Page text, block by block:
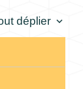
déplier keyboard_arrow_down